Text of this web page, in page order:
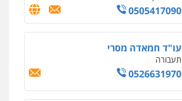
0545402829
אבי אמר משרד עורכי דין
פלילי משפחה
0502130230